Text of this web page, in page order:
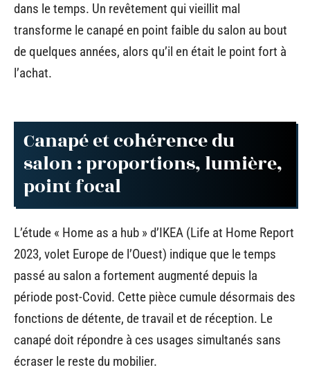
dans le temps. Un revêtement qui vieillit mal
transforme le canapé en point faible du salon au bout
de quelques années, alors qu’il en était le point fort à
l’achat.
Canapé et cohérence du
salon : proportions, lumière,
point focal
L’étude « Home as a hub » d’IKEA (Life at Home Report
2023, volet Europe de l’Ouest) indique que le temps
passé au salon a fortement augmenté depuis la
période post-Covid. Cette pièce cumule désormais des
fonctions de détente, de travail et de réception. Le
canapé doit répondre à ces usages simultanés sans
écraser le reste du mobilier.